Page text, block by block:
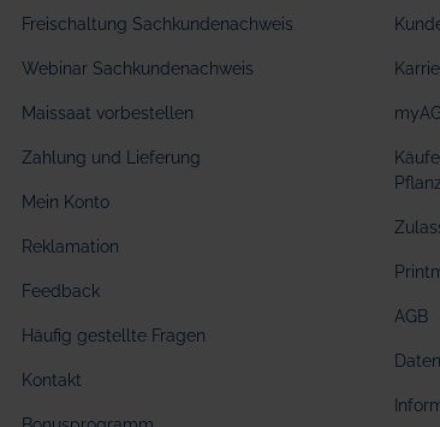
Freischaltung Sachkundenachweis
Webinar Sachkundenachweis
Maissaat vorbestellen
Zahlung und Lieferung
Mein Konto
Reklamation
Feedback
Häufig gestellte Fragen
Kontakt
AGB